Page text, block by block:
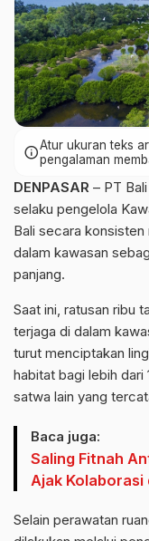
infoAtur ukuran teks
pengalaman
DENPASAR – PT
selaku pengelola
Bali secara konsisten
dalam kawasan
panjang.
Saat ini, ratusan ribu
terjaga di dalam
turut menciptakan
habitat bagi lebih dari
satwa lain yang
Baca juga:
Saling Fitnah
Ajak Kolaborasi
Selain perawatan